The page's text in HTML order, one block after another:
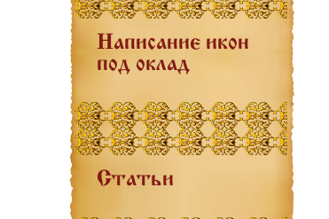
Написание икон
под оклад
Статьи